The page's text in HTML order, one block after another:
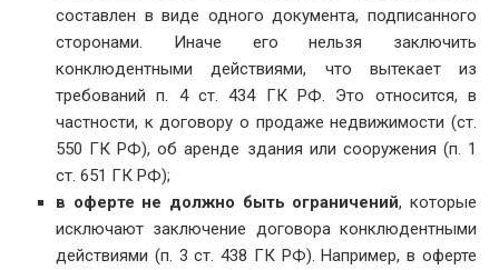
составлен в виде одного документа, подписанного
сторонами. Иначе его нельзя заключить
конклюдентными действиями, что вытекает из
требований п. 4 ст. 434 ГК РФ. Это относится, в
частности, к договору о продаже недвижимости (ст.
550 ГК РФ), об аренде здания или сооружения (п. 1
ст. 651 ГК РФ);
в оферте не должно быть ограничений, которые
исключают заключение договора конклюдентными
действиями (п. 3 ст. 438 ГК РФ). Например, в оферте